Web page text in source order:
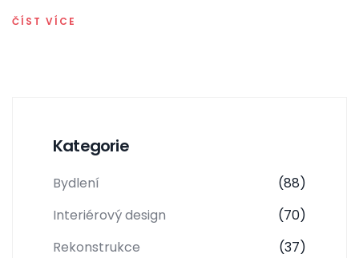
ČÍST VÍCE
Kategorie
Bydlení
(88)
Interiérový design
(70)
Rekonstrukce
(37)